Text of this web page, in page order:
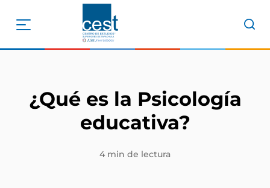
¿Qué es la Psicología
educativa?
4 min de lectura